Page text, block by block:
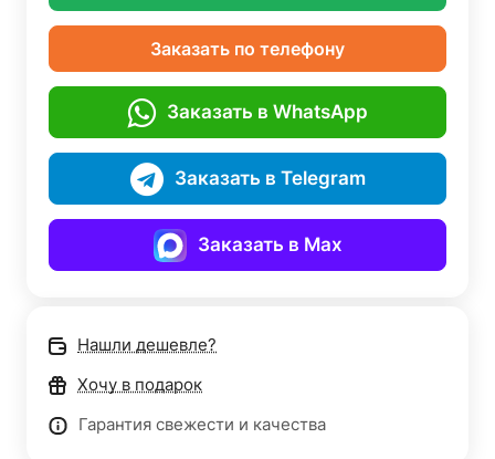
Заказать по телефону
Заказать в WhatsApp
Заказать в Telegram
Заказать в Max
Нашли дешевле?
Хочу в подарок
Гарантия свежести и качества